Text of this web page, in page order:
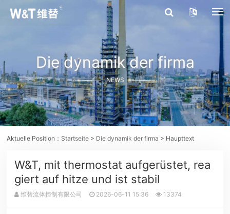
Die dynamik der firma
NEWS
Aktuelle Position： Startseite > Die dynamik der firma > Haupttext
W&T, mit thermostat aufgerüstet, rea
giert auf hitze und ist stabil
维替流体控制有限公司 2026-06-11 15:36 13374